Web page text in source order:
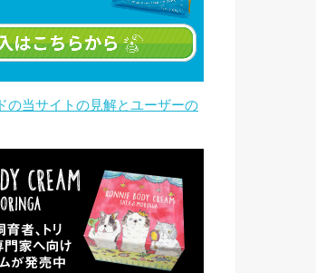
の当サイトの見解とユーザーの